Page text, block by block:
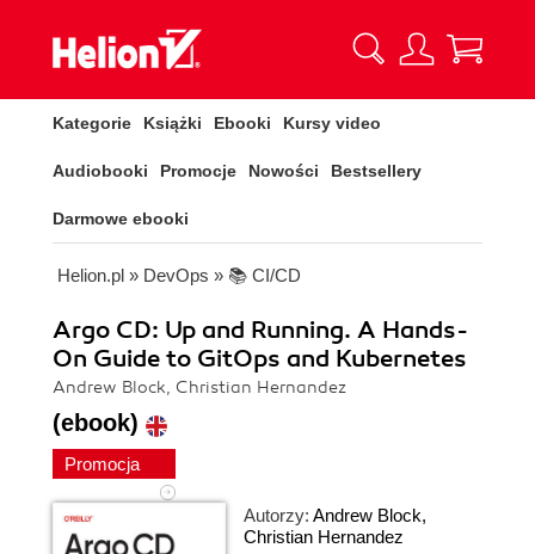
Kategorie Książki Ebooki Kursy video
Audiobooki Promocje Nowości Bestsellery
Darmowe ebooki
Helion.pl » DevOps » 📚 CI/CD
Argo CD: Up and Running. A Hands-
On Guide to GitOps and Kubernetes
Andrew Block, Christian Hernandez
(ebook)
Promocja
Autorzy: Andrew Block,
Christian Hernandez